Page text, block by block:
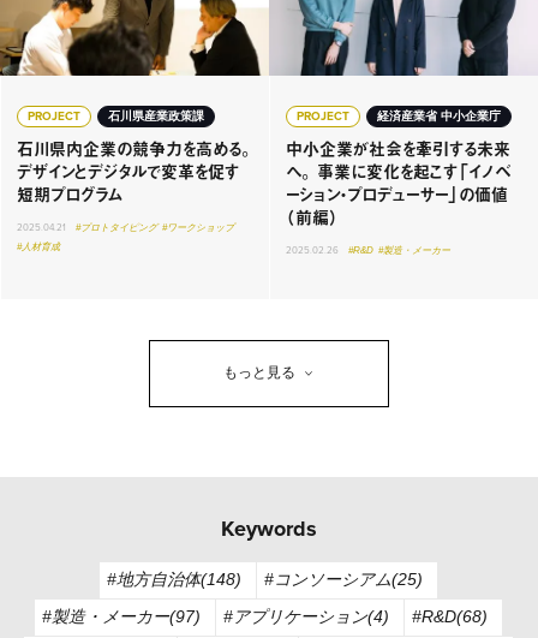
PROJECT 石川県産業政策課
石川県内企業の競争力を高める。
デザインとデジタルで変革を促す
短期プログラム
2025.04.21 #プロトタイピング #ワークショップ
#人材育成
PROJECT 経済産業省 中小企業庁
中小企業が社会を牽引する未来
へ。 事業に変化を起こす「イノベ
ーション・プロデューサー」の価値
（前編）
2025.02.26 #R&D #製造・メーカー
もっと見る
Keywords
#地方自治体(148)
#コンソーシアム(25)
#製造・メーカー(97)
#アプリケーション(4)
#R&D(68)